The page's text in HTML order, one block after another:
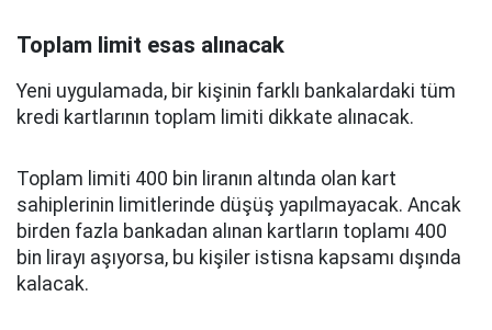
Toplam limit esas alınacak
Yeni uygulamada, bir kişinin farklı bankalardaki tüm
kredi kartlarının toplam limiti dikkate alınacak.
Toplam limiti 400 bin liranın altında olan kart
sahiplerinin limitlerinde düşüş yapılmayacak. Ancak
birden fazla bankadan alınan kartların toplamı 400
bin lirayı aşıyorsa, bu kişiler istisna kapsamı dışında
kalacak.